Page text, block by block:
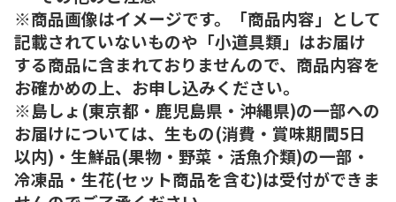
※商品画像はイメージです。「商品内容」として
記載されていないものや「小道具類」はお届け
する商品に含まれておりませんので、商品内容を
お確かめの上、お申し込みください。
※島しょ(東京都・鹿児島県・沖縄県)の一部への
お届けについては、生もの(消費・賞味期間5日
以内)・生鮮品(果物・野菜・活魚介類)の一部・
冷凍品・生花(セット商品を含む)は受付ができま